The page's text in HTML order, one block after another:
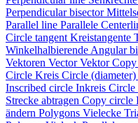
Perpendicular bisector
Parallel line Parallele
Circle tangent Kreistangente
Winkelhalbierende Angular
Vektoren VectorVektor
Circle Kreis Circle (diameter)
Inscribed circle Inkreis Circle
Strecke abtragen Copy circle
ändern Polygons Vielecke